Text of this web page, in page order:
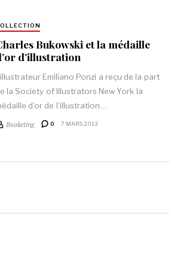
Bukowski et la médaille
d’illustration
Emiliano Ponzi a reçu de la part
la Society of Illustrators New York la
d’or de l’illustration…
Booketing 0 7 MARS 2013